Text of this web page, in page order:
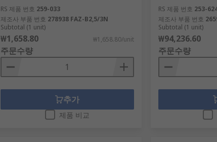
RS 제품 번호 259-033
제조사 부품 번호 278938 FAZ-B2,5/3N
Subtotal (1 unit)
₩1,658.80 ₩1,658.80/unit
주문수량
추가
제품 비교
RS 제품 번호 253-
제조사 부품 번호
Subtotal (1 unit)
₩94,236.60
주문수량